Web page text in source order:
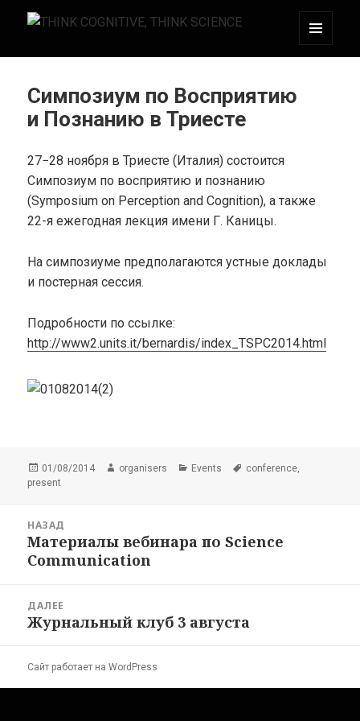
THINK COGNITIVE, THINK SCIENCE
Симпозиум по Восприятию
и Познанию в Триесте
27−28 ноября в Триесте (Италия) состоится
Симпозиум по восприятию и познанию
(Symposium on Perception and Cognition), а также
22-я ежегодная лекция имени Г. Каницы.
На симпозиуме предполагаются устные доклады
и постерная сессия.
Подробности по ссылке:
http://www2.units.it/bernardis/index_TSPC2014.html
Опубликовано
01/08/2014 Автор
organisers Рубрики
Events Метки
conference,
present
записям
НАЗАД
Предыдущая
запись:
Материалы вебинара по Science
Communication
ДАЛЕЕ
Следующая
Журнальный клуб 3 августа
Сайт работает на WordPress